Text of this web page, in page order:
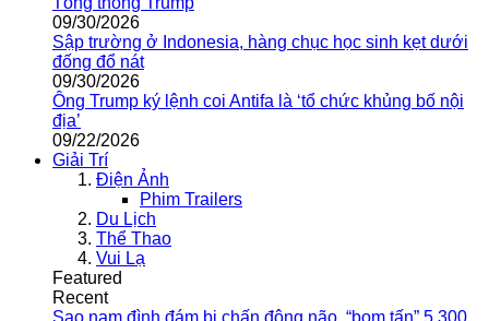
09/30/2026
Sập trường ở Indonesia, hàng chục học sinh kẹt dưới
đống đổ nát
09/30/2026
Ông Trump ký lệnh coi Antifa là ‘tổ chức khủng bố nội
địa’
09/22/2026
Giải Trí
Điện Ảnh
Phim Trailers
Du Lịch
Thể Thao
Vui Lạ
Featured
Recent
Sao nam đình đám bị chấn động não, “bom tấn” 5.300